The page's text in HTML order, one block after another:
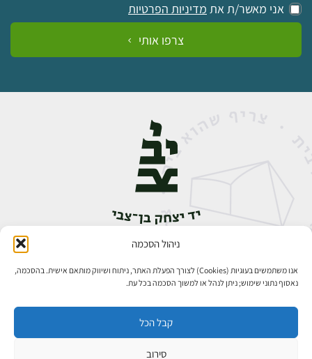
ניהול הסכמה
אנו משתמשים בעוגיות (Cookies) לצורך הפעלת האתר, ניתוח ושיווק מותאם אישית. בהסכמה,
נאסוף נתוני שימוש; ניתן לנהל או למשוך הסכמה בכל עת.
קבל הכל
סירוב
אני מאשר/ת את מדיניות הפרטיות
צרפו אותי
אבן גבירול 14, רחביה, ירושלים